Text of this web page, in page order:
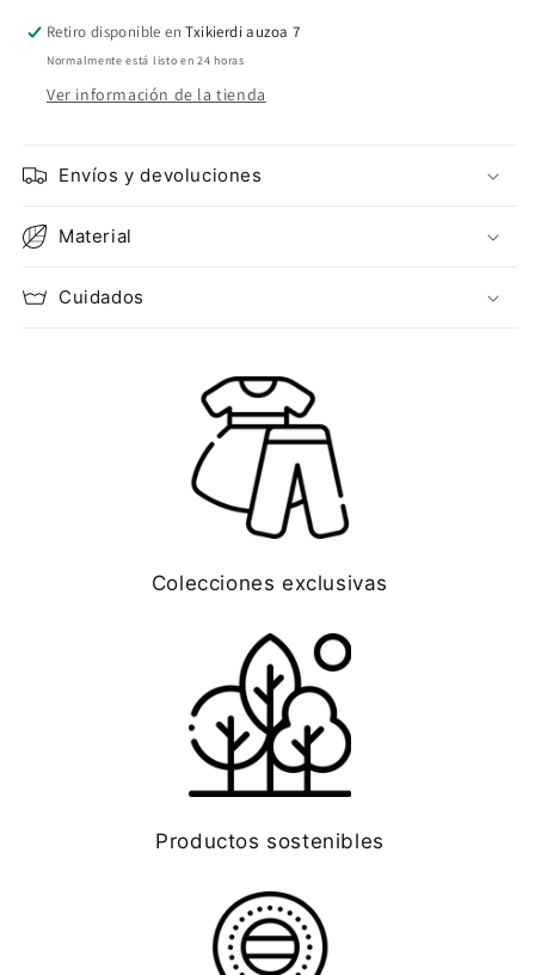
Retiro disponible enTxikierdi auzoa 7
Normalmente está listo en 24 horas
Ver información de la tienda
Envíos y devoluciones
Material
Cuidados
Colecciones exclusivas
Productos sostenibles